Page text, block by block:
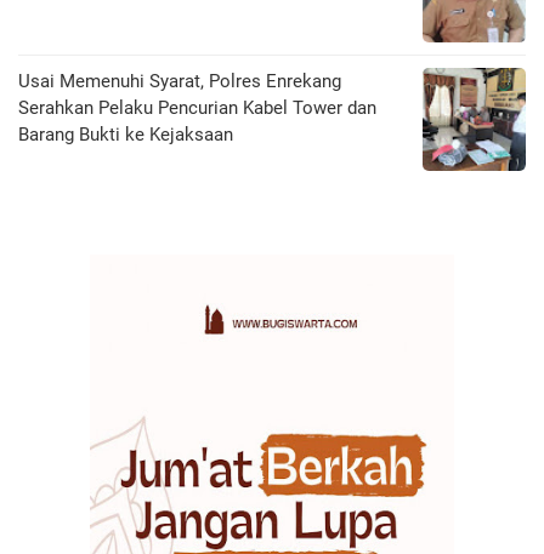
Usai Memenuhi Syarat, Polres Enrekang
Serahkan Pelaku Pencurian Kabel Tower dan
Barang Bukti ke Kejaksaan